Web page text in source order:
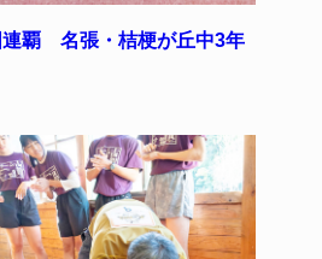
連覇 名張・桔梗が丘中3年